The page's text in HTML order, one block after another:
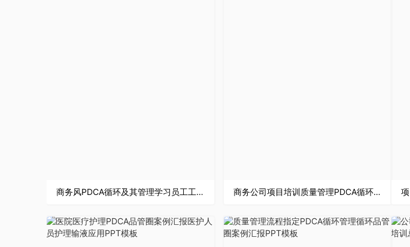
商务风PDCA循环及其管理学习员工工作技能方法培训心得PPT模板 商务公司项目培训质量管理PDCA循环案例分析PPT模板